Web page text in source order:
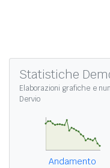
Statistiche
Elaborazioni grafiche e
Dervio
Andamento